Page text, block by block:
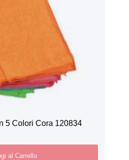
5 Colori Cora 120834
al Carrello